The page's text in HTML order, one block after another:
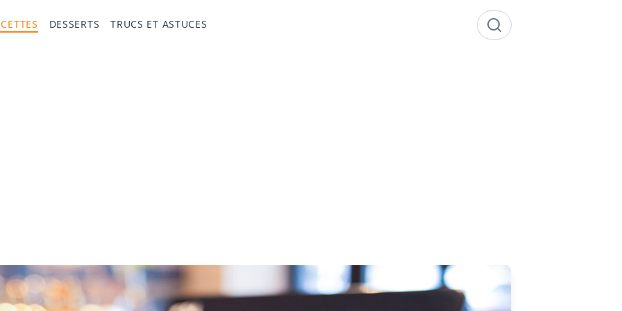
DESSERTS TRUCS ET ASTUCES